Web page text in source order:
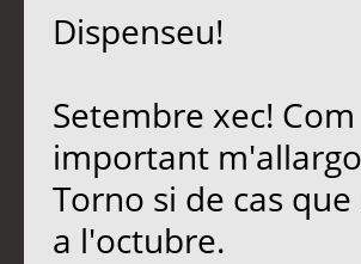
Dispenseu!
Setembre xec!
important
Torno si de cas
a l'octubre.